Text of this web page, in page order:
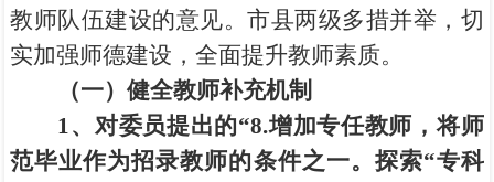
教师队伍建设的意见。市县两级多措并举，切
实加强师德建设，全面提升教师素质。
（一）健全教师补充机制
1、对委员提出的“8.增加专任教师，将师
范毕业作为招录教师的条件之一。探索“专科